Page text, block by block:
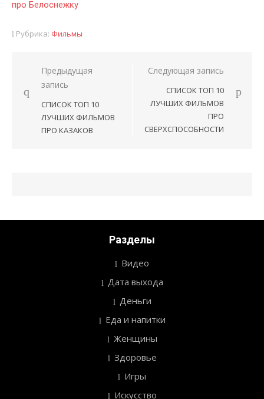
про Белоснежку
Рубрика: Фильмы
Навигация
по
записям
Предыдущая
запись
СПИСОК ТОП 10
ЛУЧШИХ ФИЛЬМОВ
ПРО КАЗАКОВ
Следующая запись
СПИСОК ТОП 10
ЛУЧШИХ ФИЛЬМОВ
ПРО
СВЕРХСПОСОБНОСТИ
Разделы
Видео
Дата выхода
Деньги
Еда и напитки
Женщины
Здоровье
Игры
Искусство